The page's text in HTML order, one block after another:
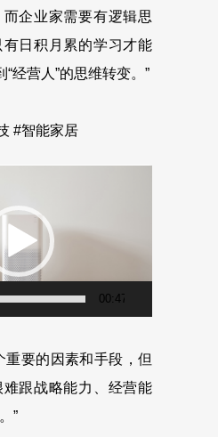
企业家需要有逻辑思
日积月累的学习才能
“经营人”的思维转变。”
#智能家居
放
器
00:47
重要的因素和手段，但
跟战略能力、经营能
”